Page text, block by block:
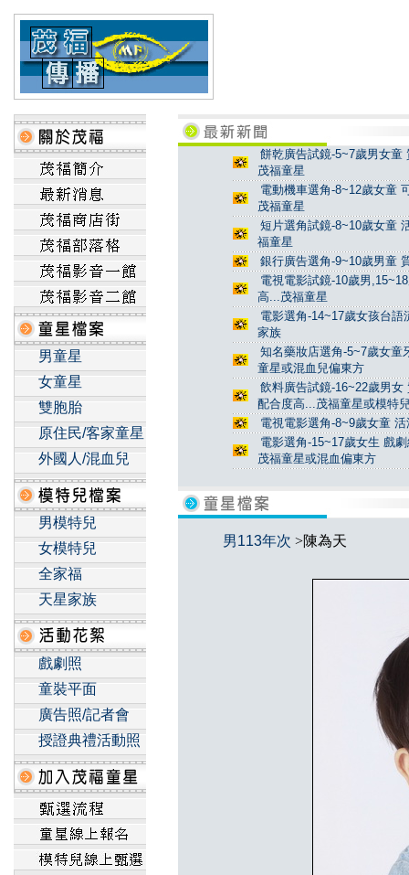
男童星
女童星
雙胞胎
原住民/客家童星
外國人/混血兒
男模特兒
女模特兒
全家福
天星家族
戲劇照
童裝平面
廣告照/記者會
授證典禮活動照
餅乾廣告試鏡-5~7歲男女
茂福童星
電動機車選角-8~12歲女童
茂福童星
短片選角試鏡-8~10歲女童
福童星
銀行廣告選角-9~10歲男童
電視電影試鏡-10歲男
高...茂福童星
電影選角-14~17歲女孩台
家族
知名藥妝店選角-5~7歲女童
童星或混血兒偏東方
飲料廣告試鏡-16~22歲男
配合度高...茂福童星或模特
電視電影選角-8~9歲女童
電影選角-15~17歲女生 戲
茂福童星或混血偏東方
男113年次 >陳為天